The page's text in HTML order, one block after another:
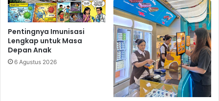
Pentingnya Imunisasi
Lengkap untuk Masa
Depan Anak
6 Agustus 2026